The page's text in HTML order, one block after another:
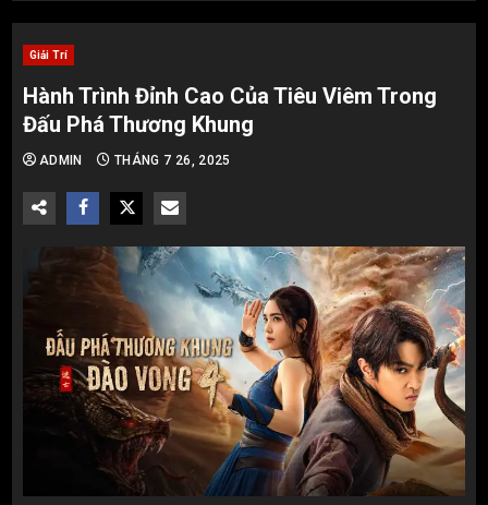
Giải Trí
Hành Trình Đỉnh Cao Của Tiêu Viêm Trong
Đấu Phá Thương Khung
ADMIN THÁNG 7 26, 2025